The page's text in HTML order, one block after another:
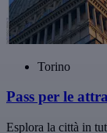
Torino
Pass per le
Esplora la città in